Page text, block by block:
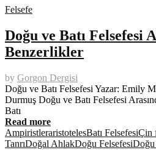
Felsefe
Doğu ve Batı Felsefesi
Benzerlikler
by Gorgon Dergisi
Doğu ve Batı Felsefesi Yazar: Emily
Durmuş Doğu ve Batı Felsefesi
Batı
Read more
AmpiristleraristotelesBatı FelsefesiÇin
TanrıDoğal AhlakDoğu FelsefesiDoğu